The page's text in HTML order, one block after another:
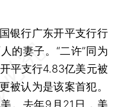
行广东开平支行行
的妻子。“二许”同为
平支行4.83亿美元被
被认为是该案首犯。
。去年9月21日，美